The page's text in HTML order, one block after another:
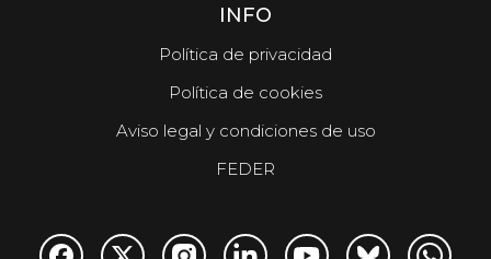
INFO
Política de privacidad
Política de cookies
Aviso legal y condiciones de uso
FEDER